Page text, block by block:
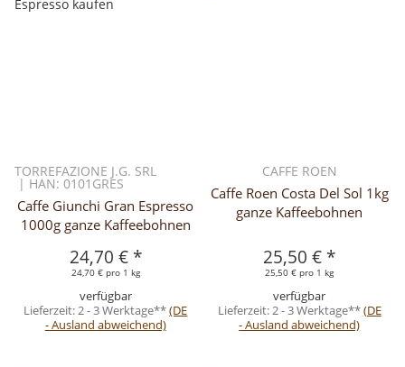
TORREFAZIONE J.G. SRL
| HAN: 0101GRES
Caffe Giunchi Gran Espresso
1000g ganze Kaffeebohnen
24,70 € *
24,70 € pro 1 kg
verfügbar
Lieferzeit:2 - 3 Werktage**(DE
- Ausland abweichend)
CAFFE ROEN
Caffe Roen Costa Del Sol 1kg
ganze Kaffeebohnen
25,50 € *
25,50 € pro 1 kg
verfügbar
Lieferzeit:2 - 3 Werktage**(DE
- Ausland abweichend)